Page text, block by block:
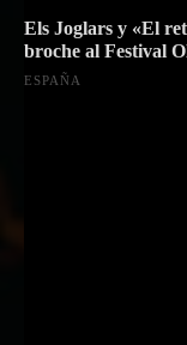
Els Joglars y «El
broche al Festival
ESPAÑA